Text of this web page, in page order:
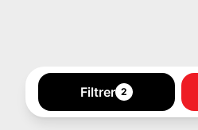
Filtrer 2